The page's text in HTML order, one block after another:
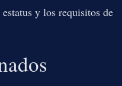
y los requisitos de